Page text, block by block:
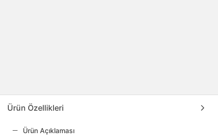
Ürün Özellikleri
Ürün Açıklaması